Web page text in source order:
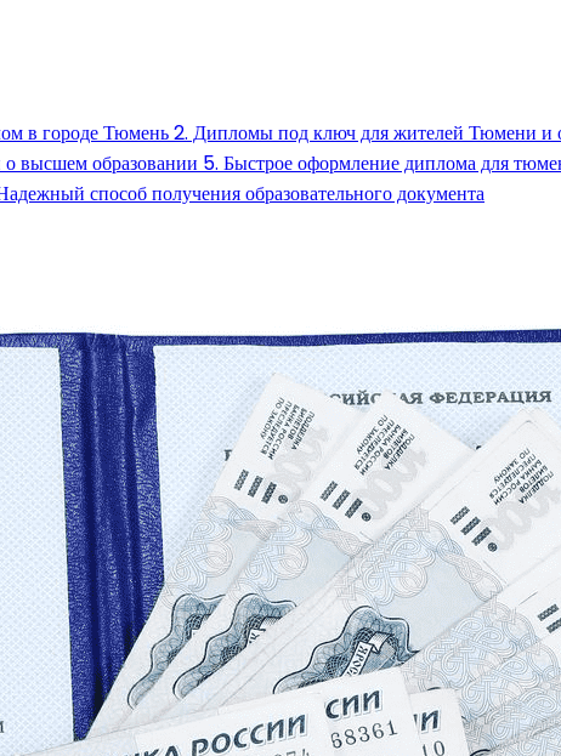
в городе Тюмень 2. Дипломы под ключ для жителей Тюмени
высшем образовании 5. Быстрое оформление диплома для
способ получения образовательного документа